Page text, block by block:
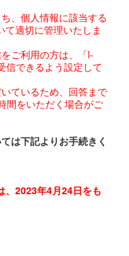
、個人情報に該当する
て適切に管理いたしま
ご利用の方は、「l-
信できるよう設定して
ているため、回答まで
間をいただく場合がご
は下記よりお手続きく
、2023年4月24日をも